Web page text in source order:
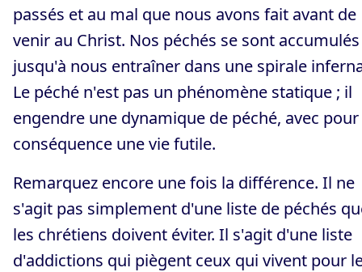
passés et au mal que nous avons fait avant de
venir au Christ. Nos péchés se sont accumulés
jusqu'à nous entraîner dans une spirale
Le péché n'est pas un phénomène statique ; il
engendre une dynamique de péché, avec pour
conséquence une vie futile.
Remarquez encore une fois la différence. Il ne
s'agit pas simplement d'une liste de péchés
les chrétiens doivent éviter. Il s'agit d'une liste
d'addictions qui piègent ceux qui vivent pour